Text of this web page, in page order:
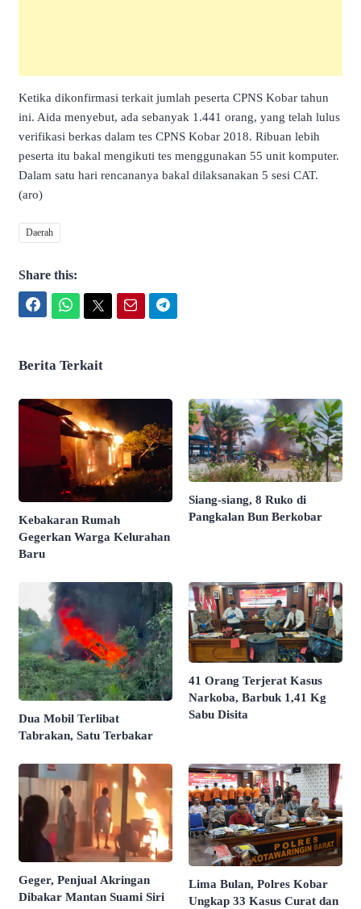
Ketika dikonfirmasi terkait jumlah peserta CPNS Kobar tahun
ini. Aida menyebut, ada sebanyak 1.441 orang, yang telah lulus
verifikasi berkas dalam tes CPNS Kobar 2018. Ribuan lebih
peserta itu bakal mengikuti tes menggunakan 55 unit komputer.
Dalam satu hari rencananya bakal dilaksanakan 5 sesi CAT.
(aro)
Daerah
Share this:
Berita Terkait
Kebakaran Rumah
Gegerkan Warga Kelurahan
Baru
Siang-siang, 8 Ruko di
Pangkalan Bun Berkobar
Dua Mobil Terlibat
Tabrakan, Satu Terbakar
41 Orang Terjerat Kasus
Narkoba, Barbuk 1,41 Kg
Sabu Disita
Geger, Penjual Akringan
Dibakar Mantan Suami Siri
Lima Bulan, Polres Kobar
Ungkap 33 Kasus Curat dan